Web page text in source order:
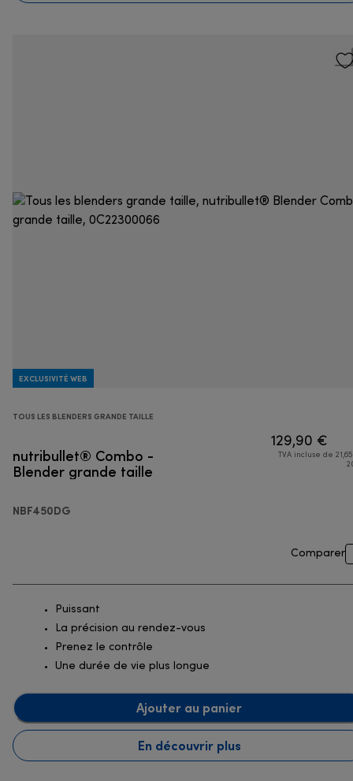
EXCLUSIVITÉ WEB
TOUS LES BLENDERS GRANDE TAILLE
nutribullet® Combo -
Blender grande taille
NBF450DG
129,90 €
TVA incluse de
Comparer
Puissant
La précision au rendez-vous
Prenez le contrôle
Une durée de vie plus longue
Ajouter au panier
En découvrir plus